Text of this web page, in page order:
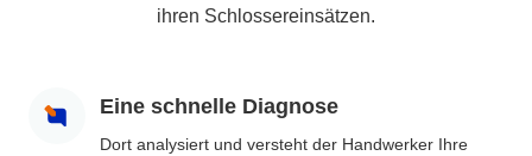
ihren Schlossereinsätzen.
Eine schnelle Diagnose
Dort analysiert und versteht der Handwerker Ihre